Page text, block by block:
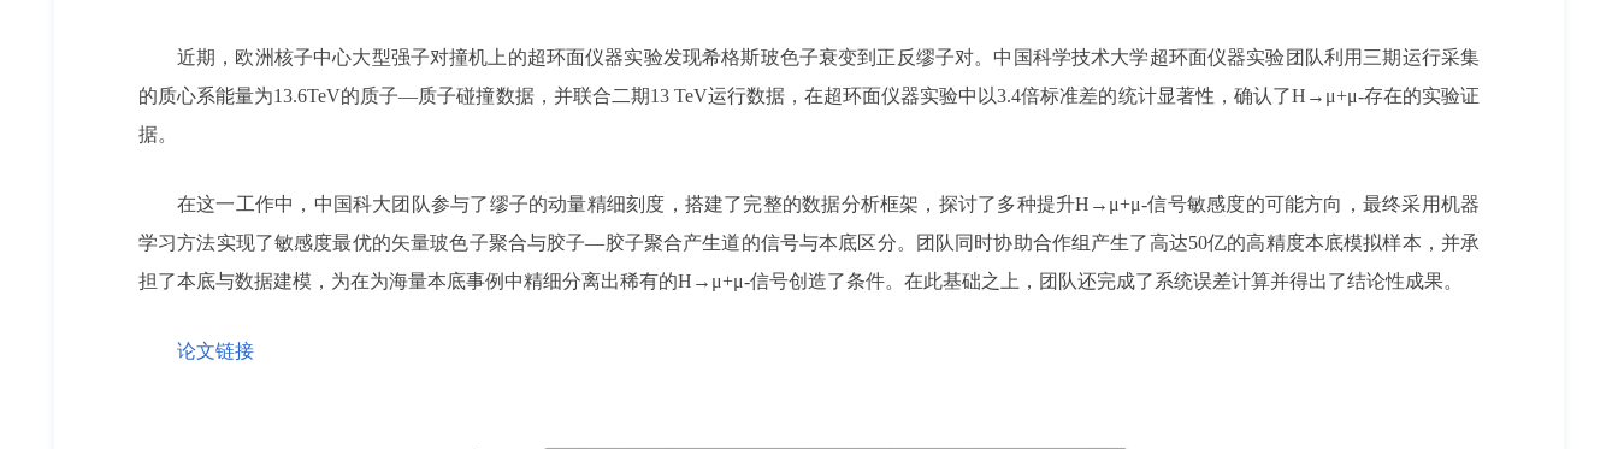
近期，欧洲核子中心大型强子对撞机上的超环面仪器实验发现希格斯玻色子衰变到正反缪子对。中国科学技术大学超环面仪器实验团队利用三期运行采集
的质心系能量为13.6TeV的质子—质子碰撞数据，并联合二期13 TeV运行数据，在超环面仪器实验中以3.4倍标准差的统计显著性，确认了H→μ+μ-存在的实验证
据。
在这一工作中，中国科大团队参与了缪子的动量精细刻度，搭建了完整的数据分析框架，探讨了多种提升H→μ+μ-信号敏感度的可能方向，最终采用机器
学习方法实现了敏感度最优的矢量玻色子聚合与胶子—胶子聚合产生道的信号与本底区分。团队同时协助合作组产生了高达50亿的高精度本底模拟样本，并承
担了本底与数据建模，为在为海量本底事例中精细分离出稀有的H→μ+μ-信号创造了条件。在此基础之上，团队还完成了系统误差计算并得出了结论性成果。
论文链接